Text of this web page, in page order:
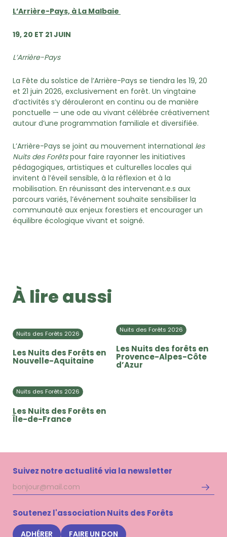
L’Arrière-Pays, à La Malbaie
19, 20 ET 21 JUIN
L’Arrière-Pays
La Fête du solstice de l’Arrière-Pays se tiendra les 19, 20
et 21 juin 2026, exclusivement en forêt. Un vingtaine
d’activités s’y dérouleront en continu ou de manière
ponctuelle — une ode au vivant célébrée créativement
autour d’une programmation familiale et diversifiée.
L’Arrière-Pays se joint au mouvement international les
Nuits des Forêtspour faire rayonner les initiatives
pédagogiques, artistiques et culturelles locales qui
invitent à l’éveil sensible, à la réflexion et à la
mobilisation. En réunissant des intervenant.e.s aux
parcours variés, l’événement souhaite sensibiliser la
communauté aux enjeux forestiers et encourager un
équilibre écologique vivant et soigné.
À lire aussi
Nuits des Forêts 2026
Les Nuits des Forêts en
Nouvelle-Aquitaine
Nuits des Forêts 2026
Les Nuits des forêts en
Provence-Alpes-Côte
d’Azur
Nuits des Forêts 2026
Les Nuits des Forêts en
Île-de-France
Suivez notre actualité via la newsletter
Adresse
mail
Soutenez l'association Nuits des Forêts
ADHÉRER FAIRE UN DON